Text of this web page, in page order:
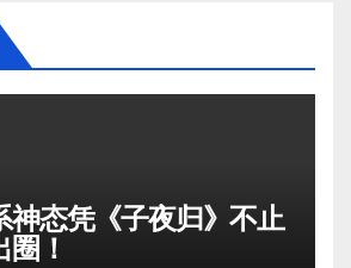
神态凭《子夜归》不止
！